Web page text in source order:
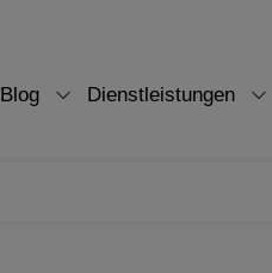
Blog Dienstleistungen